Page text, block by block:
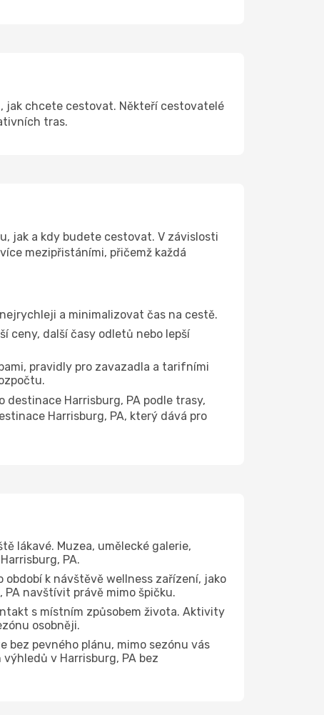
jak chcete cestovat. Někteří cestovatelé
tras.
jak a kdy budete cestovat. V závislosti
mezipřistáními, přičemž každá
a minimalizovat čas na cestě.
ceny, další časy odletů nebo lepší
pravidly pro zavazadla a tarifními
Harrisburg, PA podle trasy,
Harrisburg, PA, který dává pro
lákavé. Muzea, umělecké galerie,
PA.
k návštěvě wellness zařízení, jako
navštívit právě mimo špičku.
s místním způsobem života. Aktivity
osobněji.
pevného plánu, mimo sezónu vás
v Harrisburg, PA bez